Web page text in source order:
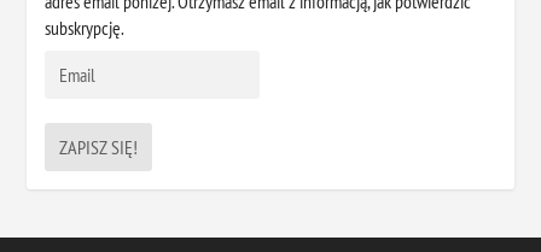
subskrypcję.